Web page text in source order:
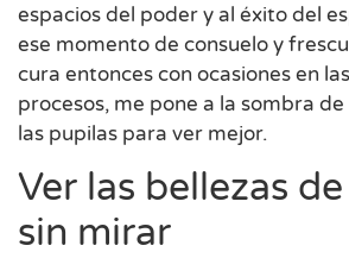
espacios del poder y al éxito del
ese momento de consuelo y
cura entonces con ocasiones en
procesos, me pone a la sombra
las pupilas para ver mejor.
Ver las bellezas
sin mirar